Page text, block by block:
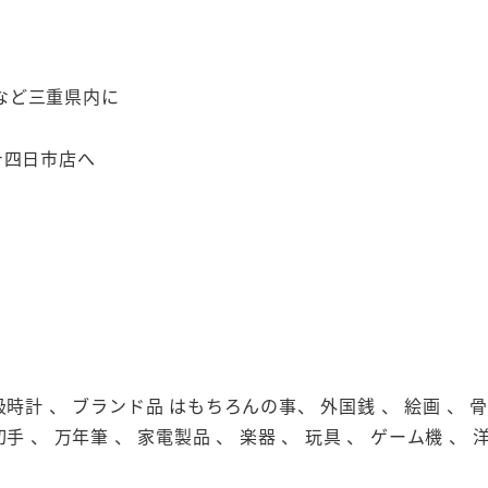
ど三重県内に
日市店へ
計 、 ブランド品 はもちろんの事、 外国銭 、 絵画 、
、 万年筆 、 家電製品 、 楽器 、 玩具 、 ゲーム機 、